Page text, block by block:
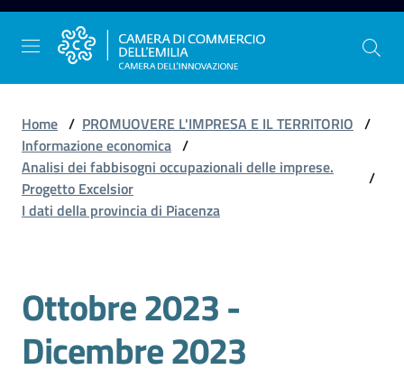
Vai al contenuto
Vai alla navigazione
Vai al footer
La
Camera
Gestire
l'impresa
Home / PROMUOVERE L'IMPRESA E IL TERRITORIO /
Informazione economica /
Analisi dei fabbisogni occupazionali delle imprese.
Progetto Excelsior
/
I dati della provincia di Piacenza
Salta al contenuto
Ottobre 2023 -
Dicembre 2023